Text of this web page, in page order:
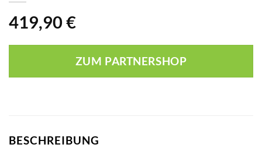
419,90 €
ZUM PARTNERSHOP
BESCHREIBUNG